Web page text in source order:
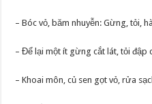
– Bóc vỏ, băm nhuyễn: Gừng, tỏi,
– Để lại một ít gừng cắt lát, tỏi đập
– Khoai môn, củ sen gọt vỏ, rửa